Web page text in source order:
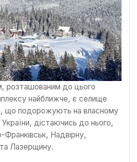
розташованим до цього
найближче, є селище
що подорожують на власному
України, дістаючись до нього,
Надвірну,
Лазерщину.